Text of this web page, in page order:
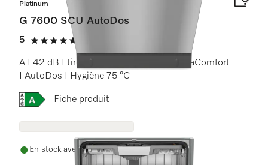
Platinum
G 7600 SCU AutoDos
5
5 étoiles sur 5
A I 42 dB I tiroir à couverts I paniers ExtraComfort
I AutoDos I Hygiène 75 °C
Online Label Flag, Étiquette énergétique
Fiche produit
En stock avec livraison gratuite